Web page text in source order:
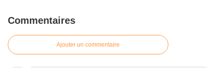
Commentaires
Ajouter un commentaire